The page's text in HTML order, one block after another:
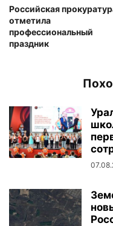
Российская
отметила
профессиональный
праздник